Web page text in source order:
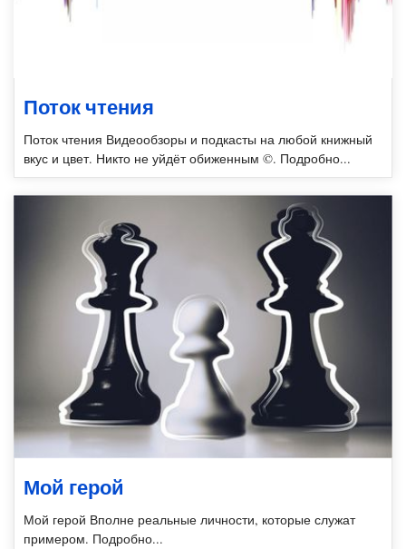
Поток чтения
Поток чтения Видеообзоры и подкасты на любой книжный
вкус и цвет. Никто не уйдёт обиженным ©. Подробно...
Мой герой
Мой герой Вполне реальные личности, которые служат
примером. Подробно...